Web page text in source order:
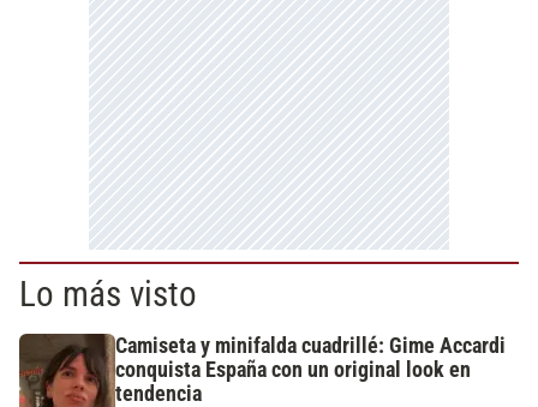
Lo más visto
Camiseta y minifalda cuadrillé: Gime Accardi
conquista España con un original look en
tendencia